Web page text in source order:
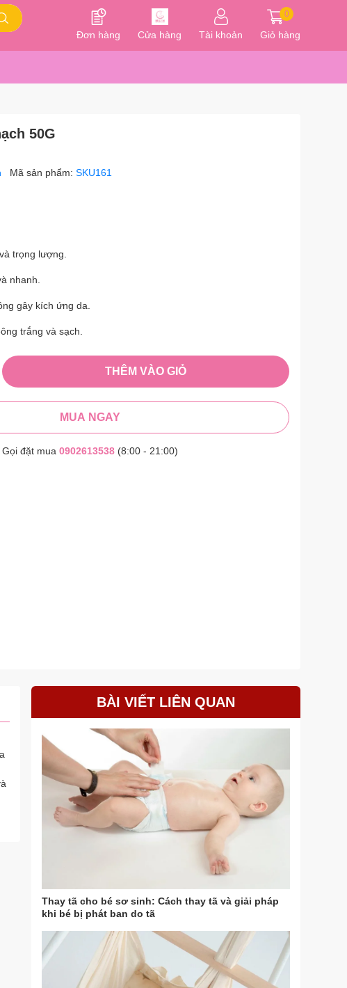
Đơn hàng Cửa hàng Tài khoản
0
Giỏ hàng
50G
Mã sản phẩm: SKU161
trọng lượng.
nhanh.
gây kích ứng da.
trắng và sạch.
THÊM VÀO GIỎ
MUA NGAY
Gọi đặt mua 0902613538 (8:00 - 21:00)
BÀI VIẾT LIÊN QUAN
Thay tã cho bé sơ sinh: Cách thay tã và giải pháp
khi bé bị phát ban do tã